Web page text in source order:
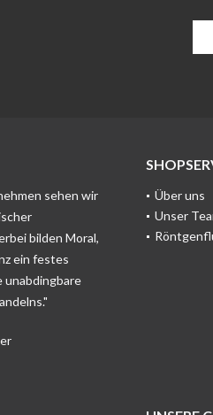
sehen wir
bilden Moral,
ein festes
unabdingbare
Über uns
Unser